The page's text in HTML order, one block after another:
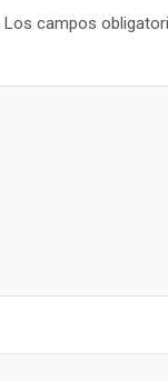
Los campos